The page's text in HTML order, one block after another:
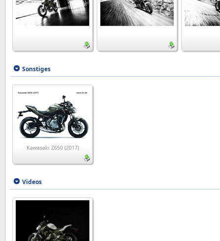
Sonstiges
Kawasaki Z650 (2017)
Videos